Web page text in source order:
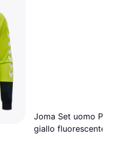
Joma Set uomo
giallo fluorescente